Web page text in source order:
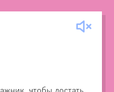
чтобы достать